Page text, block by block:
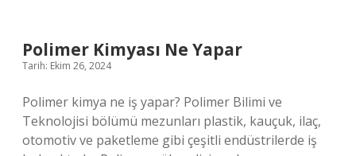
Polimer Kimyası Ne Yapar
Tarih: Ekim 26, 2024
Polimer kimya ne iş yapar? Polimer Bilimi ve
Teknolojisi bölümü mezunları plastik, kauçuk, ilaç,
otomotiv ve paketleme gibi çeşitli endüstrilerde iş